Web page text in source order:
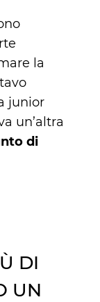
la
junior
un’altra
di
DI
UN